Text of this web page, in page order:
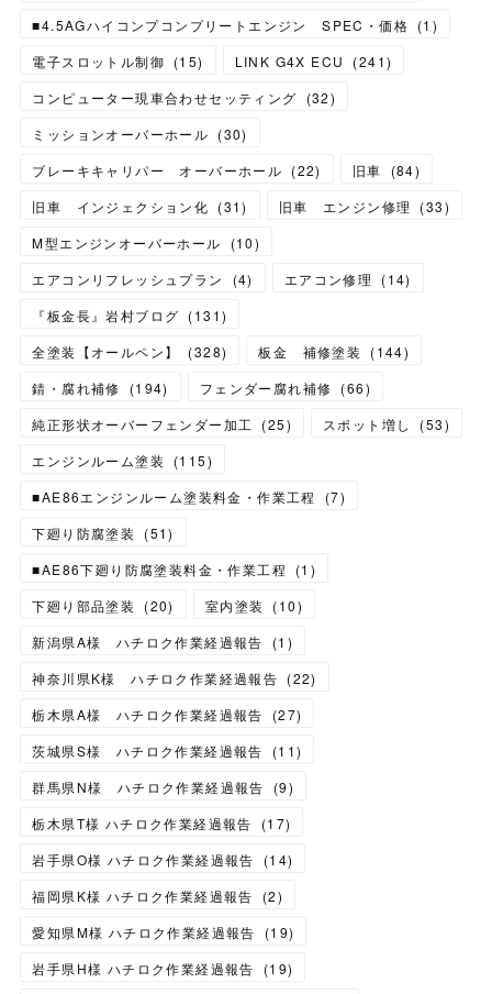
■4.5AGハイコンプコンプリートエンジン SPEC・価格 (1 )
電子スロットル制御 (15) LINK G4X ECU (241)
コンピューター現車合わせセッティング
(32)
ミッションオーバーホール (30)
ブレーキキャリパー オーバーホール (22) 旧車 (84)
旧車 インジェクション化 (31) 旧車 エンジン修理 (33)
M型エンジンオーバーホール
(10)
エアコンリフレッシュプラン
(4) エアコン修理 (14)
『板金長』岩村ブログ (131)
全塗装【オールペン】
(328) 板金 補修塗装 (144)
錆・腐れ補修
(194) フェンダー腐れ補修 (66)
純正形状オーバーフェンダー加工
(25) スポット増し (53)
エンジンルーム塗装
(115)
■AE86エンジンルーム塗装料金・作業工程
(7)
下廻り防腐塗装
(51)
■AE86下廻り防腐塗装料金・作業工程
(1 )
下廻り部品塗装
(20) 室内塗装 (10)
新潟県A様 ハチロク作業経過報告
(1 )
神奈川県K様 ハチロク作業経過報告 (22)
栃木県A様 ハチロク作業経過報告
(27)
茨城県S様 ハチロク作業経過報告
(11)
群馬県N様 ハチロク作業経過報告
(9)
栃木県T様 ハチロク作業経過報告
(17)
岩手県O様 ハチロク作業経過報告
(14)
福岡県K様 ハチロク作業経過報告
(2)
愛知県M様 ハチロク作業経過報告
(19)
岩手県H様 ハチロク作業経過報告
(19)